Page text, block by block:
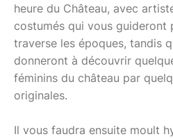
heure du Château, avec
costumés qui vous guideront
traverse les époques, tandis
donneront à découvrir
féminins du château par
originales.
Il vous faudra ensuite moult